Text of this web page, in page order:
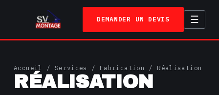
SERVICES
DEMANDER UN DEVIS ☰
Accueil / Services / Fabrication / Réalisation
RÉALISATION